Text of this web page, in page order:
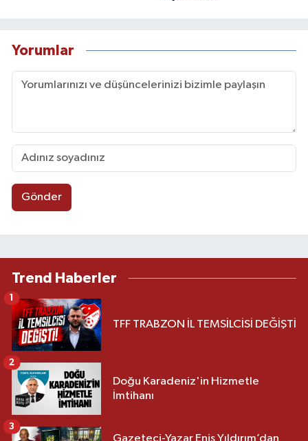
Yorumlar
Gönder
Trend Haberler
TFF TRABZON İL TEMSİLCİSİ DEĞİŞTİ
1
Doğu Karadeniz'in Hizmetle
İmtihanı
2
Gazeteci-Yazar Enis Yıldırım’dan
3